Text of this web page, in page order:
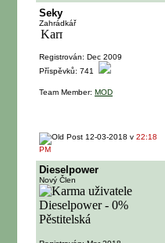
Seky
Zahrádkář
Registrován: Dec 2009
Příspěvků: 741
Team Member: MOD
12-03-2018 v 22:18
PM
Dieselpower
Nový Člen